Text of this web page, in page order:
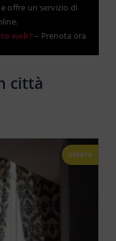
offre un servizio di
web?– Prenota ora
città
OFERTA